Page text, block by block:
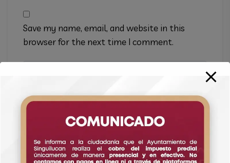
Save my name, email, and website in this
browser for the next time I comment.
Website